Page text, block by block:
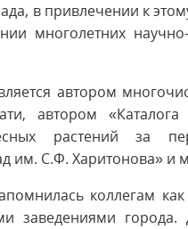
в привлечении к
многолетних
автором
автором
растений за
им. С.Ф. Харитонова» и
коллегам
заведениями города.